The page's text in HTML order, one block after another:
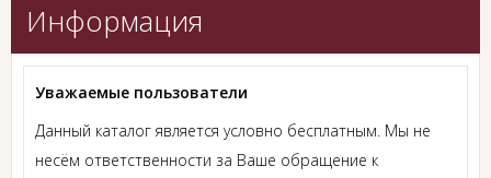
Информация
Уважаемые пользователи
Данный каталог является условно бесплатным. Мы не
несём ответственности за Ваше обращение к